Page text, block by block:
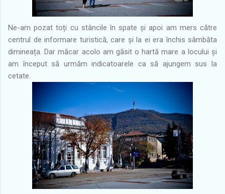
Ne-am pozat toți cu stâncile în spate și apoi am mers către
centrul de informare turistică, care și la ei era închis sâmbăta
dimineața. Dar măcar acolo am găsit o hartă mare a locului și
am început să urmăm indicatoarele ca să ajungem sus la
cetate.